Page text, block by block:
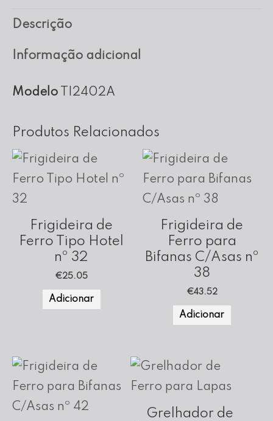
Tipo
Hotel
nº
Descrição
Informação adicional
Modelo TI2402A
Produtos Relacionados
Frigideira de
Ferro Tipo Hotel
nº 32
€25.05
Adicionar
Frigideira de
Ferro para
Bifanas C/Asas nº
38
€43.52
Adicionar
Grelhador de